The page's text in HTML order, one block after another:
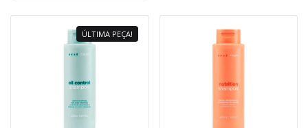
ÚLTIMA PEÇA!